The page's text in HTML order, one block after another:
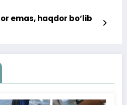
emas, haqdor bo‘lib